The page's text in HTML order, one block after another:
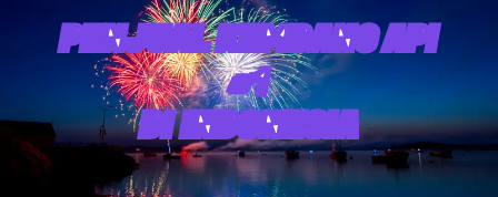
PENJUAL KEMBANG API
#1
DI INDONESIA